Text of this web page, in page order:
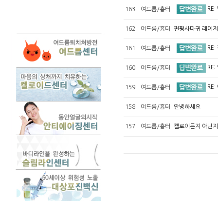
163 여드름/흉터 RE:
162 여드름/흉터 편평사마귀 레이
161 여드름/흉터 RE:
160 여드름/흉터 RE:
159 여드름/흉터 RE:
158 여드름/흉터 안녕하세요
157 여드름/흉터 켈로이든지 아닌